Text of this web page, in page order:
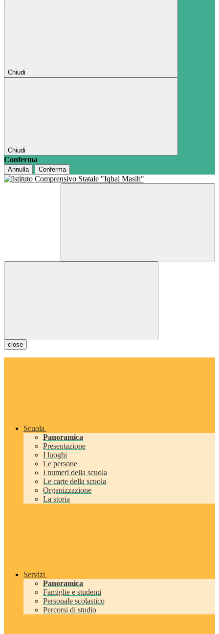
Chiudi
Chiudi
Conferma
Annulla Conferma
close
Scuola
Panoramica
Presentazione
I luoghi
Le persone
I numeri della scuola
Le carte della scuola
Organizzazione
La storia
Servizi
Panoramica
Famiglie e studenti
Personale scolastico
Percorsi di studio